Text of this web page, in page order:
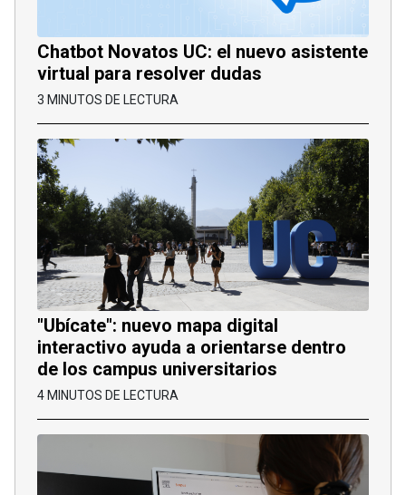
Chatbot Novatos UC: el nuevo asistente
virtual para resolver dudas
3 MINUTOS DE LECTURA
"Ubícate": nuevo mapa digital
interactivo ayuda a orientarse dentro
de los campus universitarios
4 MINUTOS DE LECTURA